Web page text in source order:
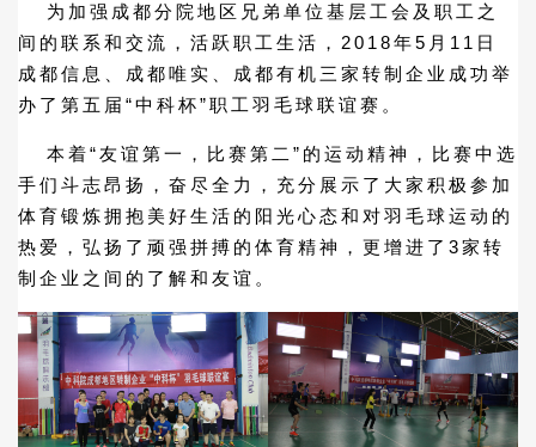
为加强成都分院地区兄弟单位基层工会及职工之
间的联系和交流，活跃职工生活，2018年5月11日
成都信息、成都唯实、成都有机三家转制企业成功举
办了第五届“中科杯”职工羽毛球联谊赛。
本着“友谊第一，比赛第二”的运动精神，比赛中选
手们斗志昂扬，奋尽全力，充分展示了大家积极参加
体育锻炼拥抱美好生活的阳光心态和对羽毛球运动的
热爱，弘扬了顽强拼搏的体育精神，更增进了3家转
制企业之间的了解和友谊。